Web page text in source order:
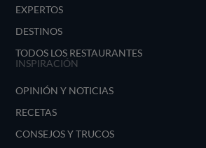
EXPERTOS
DESTINOS
TODOS LOS RESTAURANTES
INSPIRACIÓN
OPINIÓN Y NOTICIAS
RECETAS
CONSEJOS Y TRUCOS